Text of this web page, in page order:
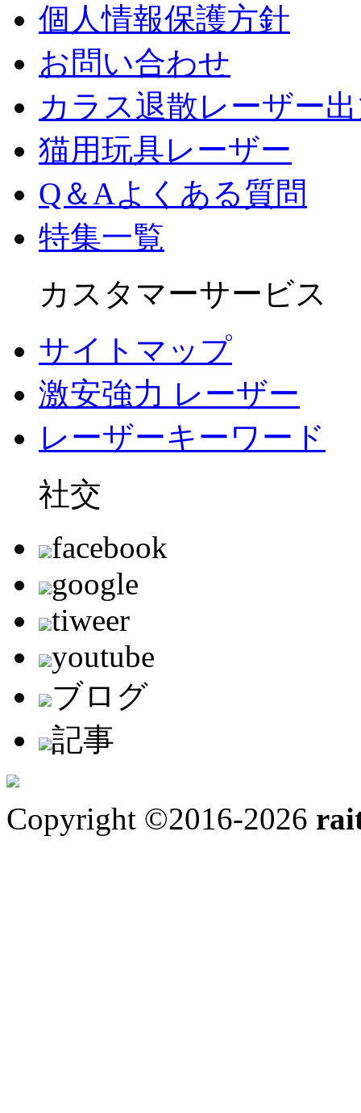
個人情報保護方針
お問い合わせ
カラス退散レーザー
猫用玩具レーザー
Q＆Aよくある質問
特集一覧
カスタマーサービス
サイトマップ
激安強力 レーザー
レーザーキーワード
社交
facebook
google
tiweer
youtube
ブログ
記事
Copyright ©2016-2026